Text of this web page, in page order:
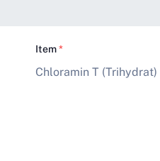
Item*
Chloramin T (Trihydrat)